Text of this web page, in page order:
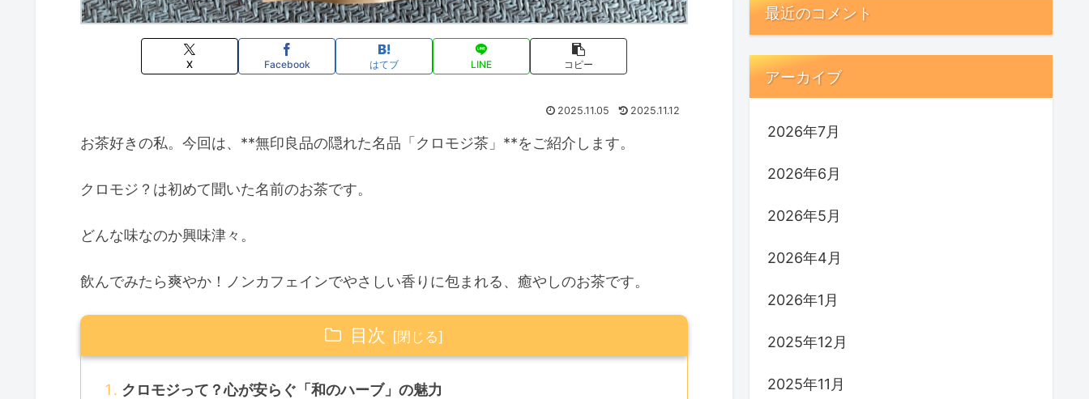
X Facebook はてブ LINE コピー
2025.11.05 2025.11.12
お茶好きの私。今回は、**無印良品の隠れた名品「クロモジ茶」**をご紹介します。
クロモジ？は初めて聞いた名前のお茶です。
どんな味なのか興味津々。
飲んでみたら爽やか！ノンカフェインでやさしい香りに包まれる、 癒やしのお茶です。
目次
クロモジって？心が安らぐ「和のハーブ」の魅力
最近のコメント
アーカイブ
2026年7月
2026年6月
2026年5月
2026年4月
2026年1月
2025年12月
2025年11月